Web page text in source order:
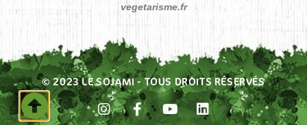
vegetarisme.fr
© 2023 LE SOJAMI - TOUS DROITS RÉSERVÉS